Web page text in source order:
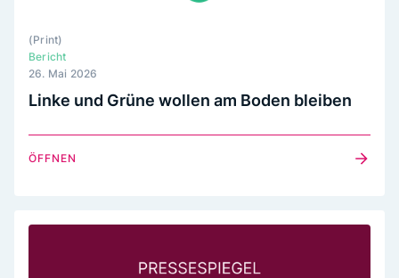
26. Mai 2026
Bericht
(Print)
Linke und Grüne wollen am Boden bleiben
ÖFFNEN